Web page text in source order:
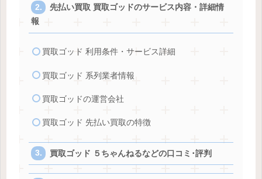
先払い買取 買取ゴッドのサービス内容・詳細情
報
買取ゴッド 利用条件・サービス詳細
買取ゴッド 系列業者情報
買取ゴッドの運営会社
買取ゴッド 先払い買取の特徴
買取ゴッド ５ちゃんねるなどの口コミ･評判